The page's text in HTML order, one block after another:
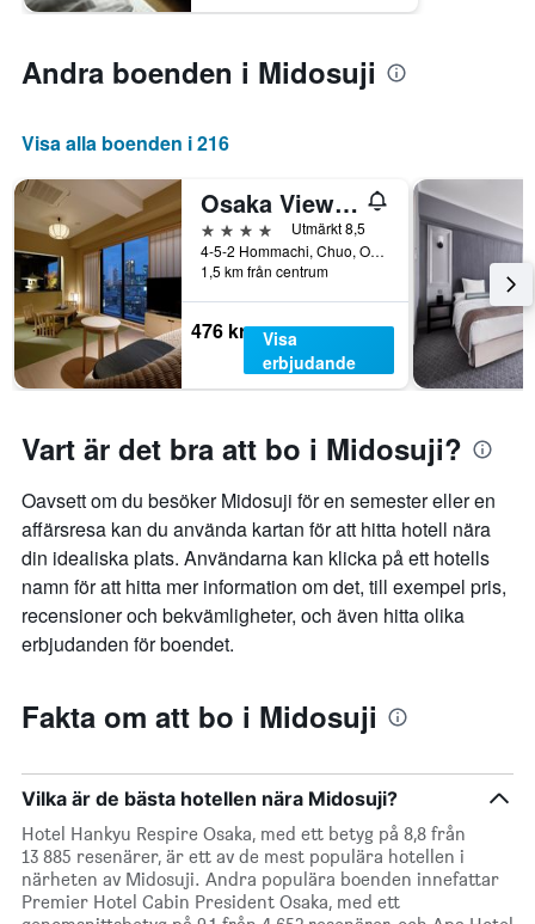
Andra boenden i Midosuji
Visa alla boenden i 216
Osaka View Hotel Honmachi
4 stjärnor
Utmärkt 8,5
4-5-2 Hommachi, Chuo, Osaka, Japan
1,5 km från centrum
476 kr
Visa
erbjudande
Vart är det bra att bo i Midosuji?
Oavsett om du besöker Midosuji för en semester eller en
affärsresa kan du använda kartan för att hitta hotell nära
din idealiska plats. Användarna kan klicka på ett hotells
namn för att hitta mer information om det, till exempel pris,
recensioner och bekvämligheter, och även hitta olika
erbjudanden för boendet.
Fakta om att bo i Midosuji
Vilka är de bästa hotellen nära Midosuji?
Hotel Hankyu Respire Osaka, med ett betyg på 8,8 från
13 885 resenärer, är ett av de mest populära hotellen i
närheten av Midosuji. Andra populära boenden innefattar
Premier Hotel Cabin President Osaka, med ett